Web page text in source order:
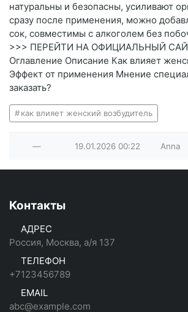
натуральны и безопасны, усиливают
сразу после применения, можно
сок, совместимы с алкоголем без
>>> ПЕРЕЙТИ НА ОФИЦИАЛЬНЫЙ
Оглавление Описание Как влияет
Эффект от применения Мнение
заказать?
как влияет женский возбудитель
— 19.01.2026 00:22 Anna
Контакты
АДРЕС
Россия, Москва, а/я 137
ТЕЛЕФОН
+7123456789
EMAIL
abc@example.com